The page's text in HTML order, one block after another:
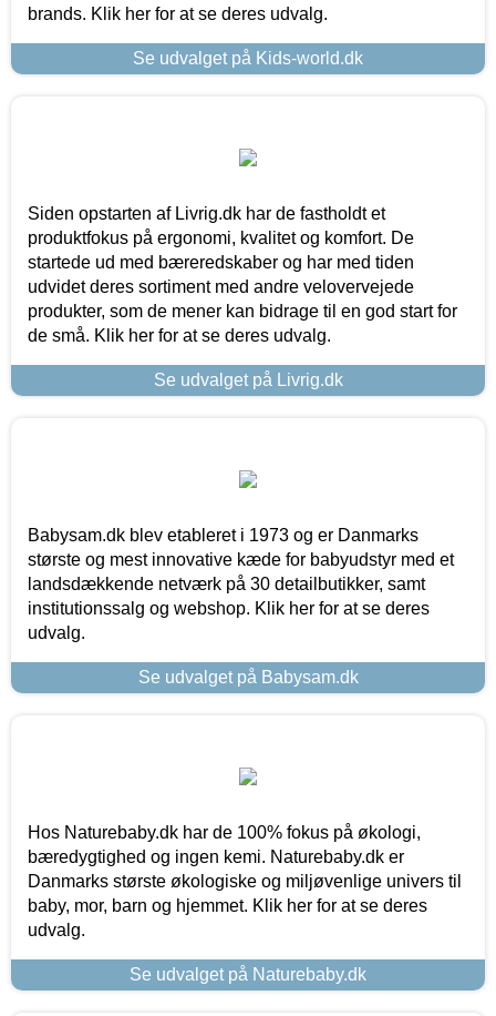
brands. Klik her for at se deres udvalg.
Se udvalget på Kids-world.dk
Siden opstarten af Livrig.dk har de fastholdt et
produktfokus på ergonomi, kvalitet og komfort. De
startede ud med bæreredskaber og har med tiden
udvidet deres sortiment med andre velovervejede
produkter, som de mener kan bidrage til en god start for
de små. Klik her for at se deres udvalg.
Se udvalget på Livrig.dk
Babysam.dk blev etableret i 1973 og er Danmarks
største og mest innovative kæde for babyudstyr med et
landsdækkende netværk på 30 detailbutikker, samt
institutionssalg og webshop. Klik her for at se deres
udvalg.
Se udvalget på Babysam.dk
Hos Naturebaby.dk har de 100% fokus på økologi,
bæredygtighed og ingen kemi. Naturebaby.dk er
Danmarks største økologiske og miljøvenlige univers til
baby, mor, barn og hjemmet. Klik her for at se deres
udvalg.
Se udvalget på Naturebaby.dk